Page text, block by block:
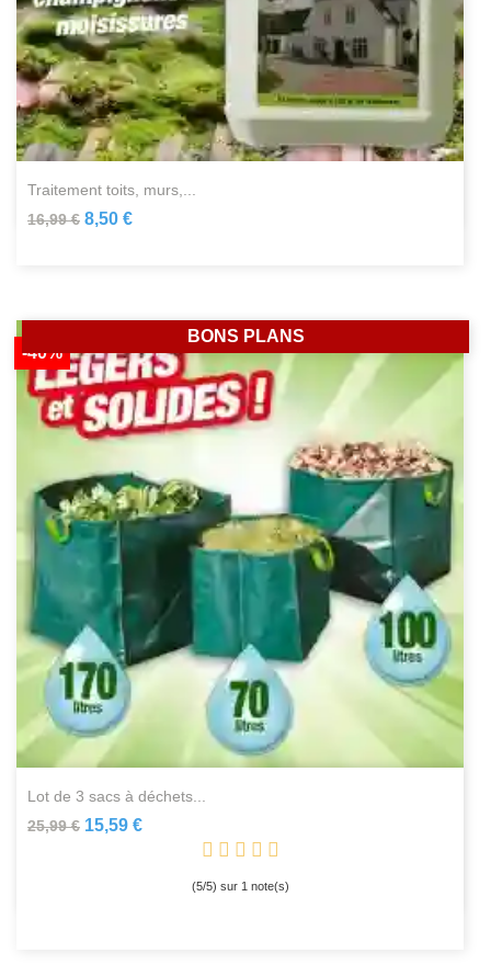
traitement toits, murs,...
16,99 € 8,50 €
lot de 3 sacs à déchets...
25,99 €
-40%
15,59 €
(5/5) sur 1note(s)
BONS PLANS